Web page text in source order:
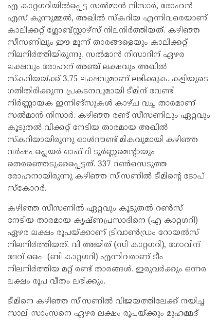
എ കാറ്റഗറിയിൽപ്പെട്ട സൽമാൻ നിസാർ, രോഹൻ
എസ് കുന്നുമ്മൽ, അഖിൽ സ്കറിയ എന്നിവരെയാണ്
കാലിക്കറ്റ് ഗ്ലോബ്സ്റ്റാഴ്സ് നിലനിർത്തിയത്. കഴിഞ്ഞ
സീസണിലും ഈ മൂന്ന് താരങ്ങളെയും കാലിക്കറ്റ്
നിലനിർത്തിയിരുന്നു. സൽമാൻ നിസാറിന് ഏഴര
ലക്ഷവും രോഹന് അഞ്ച് ലക്ഷവും അഖിൽ
സ്കറിയയ്ക്ക് 3.75 ലക്ഷവുമാണ് ലഭിക്കുക. കളിയുടെ
ഗതിതിരിക്കുന്ന പ്രകടനവുമായി ടീമിന് വേണ്ടി
നിർണ്ണായക ഇന്നിങ്സുകൾ കാഴ്ച വച്ച താരമാണ്
സൽമാൻ നിസാർ. കഴിഞ്ഞ രണ്ട് സീസണിലും ഏറ്റവും
കൂടുതൽ വിക്കറ്റ് നേടിയ താരമായ അഖിൽ
സ്കറിയായിരുന്നു ഓൾറൗണ്ട് മികവുമായി കഴിഞ്ഞ
വ‍‍ർഷം പ്ലെയർ ഓഫ് ദി ടൂർണ്ണമെന്റായും
തെരഞ്ഞെടുക്കപ്പെട്ടത്. 337 റൺസെടുത്ത
രോഹനായിരുന്നു കഴിഞ്ഞ സീസണിൽ ടീമിന്റെ ടോപ്
സ്കോറർ.
കഴിഞ്ഞ സീസണിൽ ഏറ്റവും കൂടുതൽ റൺസ്
നേടിയ താരമായ കൃഷ്ണപ്രസാദിനെ (എ കാറ്റഗറി)
ഏഴര ലക്ഷം രൂപയ്ക്കാണ് ട്രിവാൺഡ്രം റോയൽസ്
നിലനിർത്തിയത്. വി അജിത് (സി കാറ്റഗറി), ഗോവിന്ദ്
ദേവ് പൈ (ബി കാറ്റഗറി) എന്നിവരാണ് ടീം
നിലനിർത്തിയ മറ്റ് രണ്ട് താരങ്ങൾ. ഇരുവർക്കും ഒന്നര
ലക്ഷം രൂപ വീതം ലഭിക്കും.
ടീമിനെ കഴിഞ്ഞ സീസണിൽ വിജയത്തിലേക്ക് നയിച്ച
സാലി സാംസനെ ഏഴര ലക്ഷം രൂപയ്ക്കും മുഹമ്മദ്